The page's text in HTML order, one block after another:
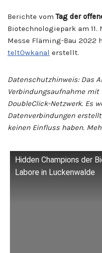
Berichte vomTag der
Biotechnologiepark am
Messe Fläming-Bau 2022
teltOwkanal erstellt.
Datenschutzhinweis: Das
Verbindungsaufnahme mit
DoubleClick-Netzwerk. Es
Datenverbindungen
keinen Einfluss haben.
Hidden Champions der
Labore in Luckenwalde